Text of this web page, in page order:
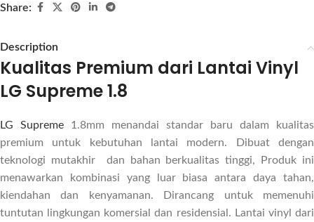
Share:
Description
Kualitas Premium dari Lantai Vinyl
LG Supreme 1.8
LG Supreme 1.8mm menandai standar baru dalam kualitas
premium untuk kebutuhan lantai modern. Dibuat dengan
teknologi mutakhir dan bahan berkualitas tinggi, Produk ini
menawarkan kombinasi yang luar biasa antara daya tahan,
kiendahan dan kenyamanan. Dirancang untuk memenuhi
tuntutan lingkungan komersial dan residensial. Lantai vinyl dari